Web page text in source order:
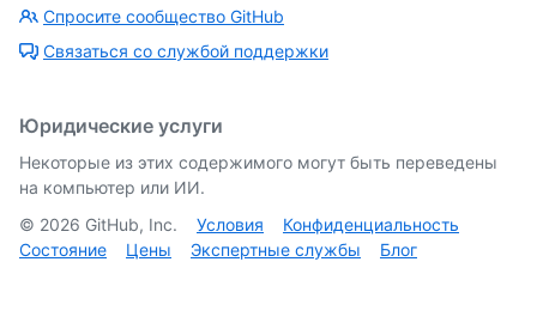
Спросите сообщество GitHub
Связаться со службой поддержки
Юридические услуги
Некоторые из этих содержимого могут быть переведены
на компьютер или ИИ.
© 2026 GitHub, Inc. Условия
Конфиденциальность
Состояние
Цены Экспертные службы Блог